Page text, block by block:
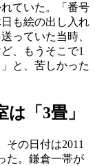
ていた。「番号
も絵の出し入れ
っていた当時、
、もうそこで1
と、苦しかった
「3畳」
その日付は2011
た。鎌倉一帯が